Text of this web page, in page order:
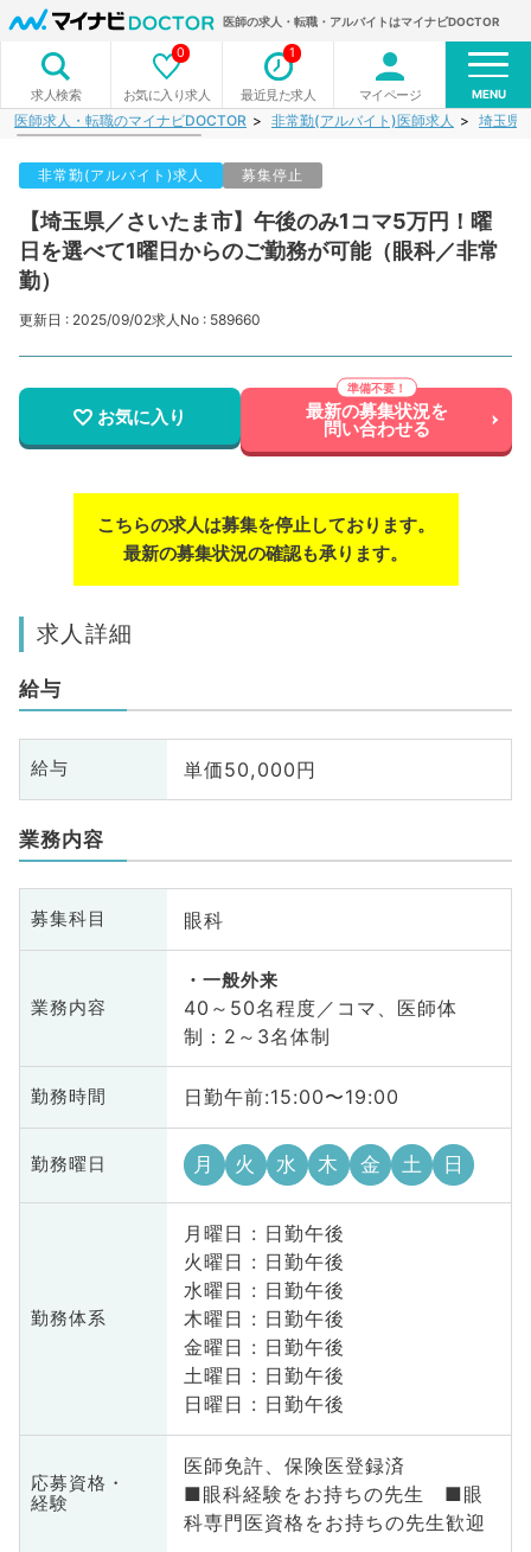
医師の求人・転職・アルバイトはマイナビDOCTOR
求人検索 お気に入り求人
0
最近見た求人
1
マイページ MENU
医師求人・転職のマイナビDOCTOR 非常勤(アルバイト)医師求人 埼玉県
非常勤(アルバイト)求人 募集停止
【埼玉県／さいたま市】午後のみ1コマ5万円！曜
日を選べて1曜日からのご勤務が可能（眼科／非常
勤）
更新日 : 2025/09/02求人No : 589660
お気に入り 最新の募集状況を
問い合わせる
こちらの求人は募集を停止しております。
最新の募集状況の確認も承ります。
求人詳細
給与
給与 単価50,000円
業務内容
募集科目 眼科
業務内容
一般外来
40～50名程度／コマ、医師体
制：2～3名体制
勤務時間 日勤午前:15:00〜19:00
勤務曜日 月 火 水 木 金 土 日
勤務体系
月曜日 : 日勤午後
火曜日 : 日勤午後
水曜日 : 日勤午後
木曜日 : 日勤午後
金曜日 : 日勤午後
土曜日 : 日勤午後
日曜日 : 日勤午後
応募資格・
経験
医師免許、保険医登録済
■眼科経験をお持ちの先生 ■眼
科専門医資格をお持ちの先生歓迎